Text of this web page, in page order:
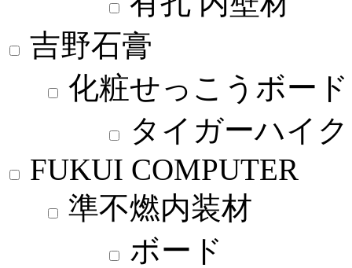
吉野石膏
化粧せっこうボード
タイガーハイ
FUKUI COMPUTER
準不燃内装材
ボード